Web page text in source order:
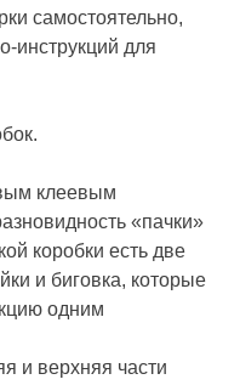
самостоятельно,
инструкций для
клеевым
«пачки»
коробки есть две
и биговка, которые
одним
и верхняя части